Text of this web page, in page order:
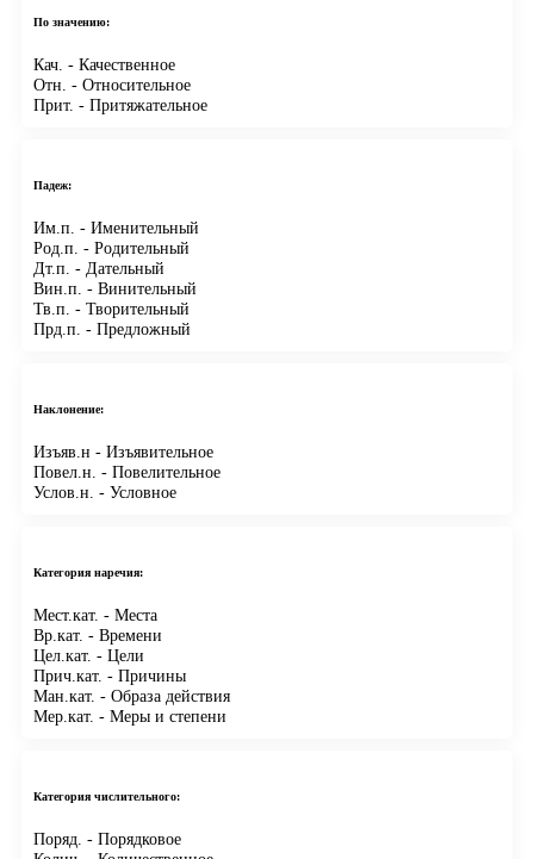
По значению:
Кач. - Качественное
Отн. - Относительное
Прит. - Притяжательное
Падеж:
Им.п. - Именительный
Род.п. - Родительный
Дт.п. - Дательный
Вин.п. - Винительный
Тв.п. - Творительный
Прд.п. - Предложный
Наклонение:
Изъяв.н - Изъявительное
Повел.н. - Повелительное
Услов.н. - Условное
Категория наречия:
Мест.кат. - Места
Вр.кат. - Времени
Цел.кат. - Цели
Прич.кат. - Причины
Ман.кат. - Образа действия
Мер.кат. - Меры и степени
Категория числительного:
Поряд. - Порядковое